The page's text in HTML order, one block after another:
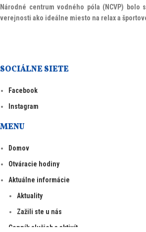
Národné centrum vodného póla (NCVP) bolo
verejnosti ako ideálne miesto na relax a
SOCIÁLNE SIETE
Facebook
Instagram
MENU
Domov
Otváracie hodiny
Aktuálne informácie
Aktuality
Zažili ste u nás
Cenník služieb a aktivít